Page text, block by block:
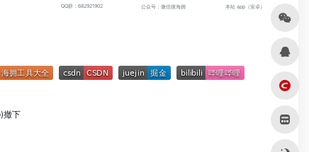
QQ群：682921902 公众号：微信搜海拥 本站 app（安卓）
撤下